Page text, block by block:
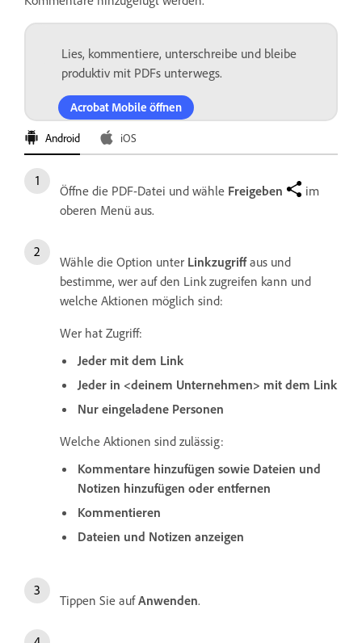
Lies, kommentiere, unterschreibe und bleibe
produktiv mit PDFs unterwegs.
Acrobat Mobile öffnen
Android iOS
Öffne die PDF-Datei und wähle Freigeben
im
oberen Menü aus.
Wähle die Option unter Linkzugriffaus und
bestimme, wer auf den Link zugreifen kann und
welche Aktionen möglich sind:
Wer hat Zugriff:
Jeder mit dem Link
Jeder in <deinem Unternehmen> mit dem Link
Nur eingeladene Personen
Welche Aktionen sind zulässig:
Kommentare hinzufügen sowie Dateien und
Notizen hinzufügen oder entfernen
Kommentieren
Dateien und Notizen anzeigen
Tippen Sie aufAnwenden.